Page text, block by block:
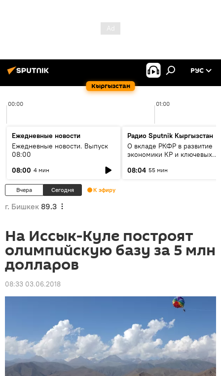
Кыргызстан
РУС
00:00 01:00
Ежедневные новости
Ежедневные новости. Выпуск
08:00
08:00 4 мин
Радио Sputnik Кыргызстан
О вкладе РКФР в развитие
экономики КР и ключевых
08:04 55 мин
Вчера Сегодня К эфиру
г. Бишкек 89.3
На Иссык-Куле построят
олимпийскую базу за 5 млн
долларов
08:33 03.06.2018